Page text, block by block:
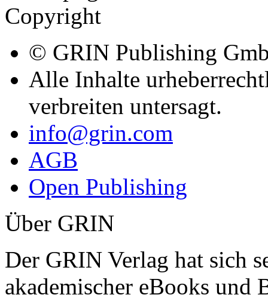
Bücher
Kauf + Bezahlung
Urheberrecht / Plagiate
Vertrag widerrufen
Zahlungsmethoden
Copyright
© GRIN Publishing
Alle Inhalte